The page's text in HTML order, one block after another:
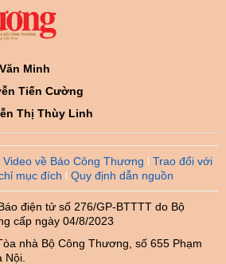
Minh
Tiến Cường
Thị Thùy Linh
Video về Báo Công Thương
Trao đổi với
mục đích Quy định dẫn nguồn
điện tử số 276/GP-BTTTT do Bộ
cấp ngày 04/8/2023
nhà Bộ Công Thương, số 655 Phạm
Nội.